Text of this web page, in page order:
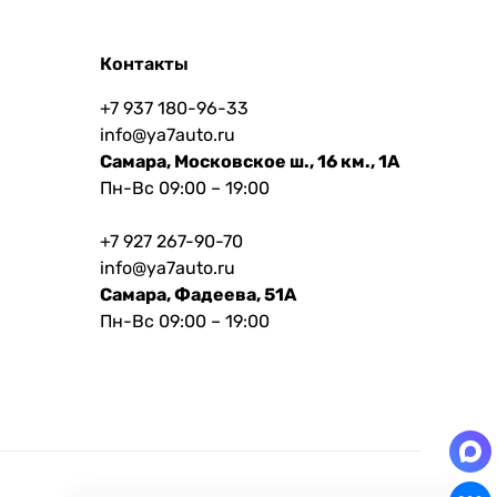
Контакты
+7 937 180-96-33
info@ya7auto.ru
Самара, Московское ш., 16 км., 1А
Пн-Вс 09:00 – 19:00
+7 927 267-90-70
info@ya7auto.ru
Самара, Фадеева, 51А
Пн-Вс 09:00 – 19:00